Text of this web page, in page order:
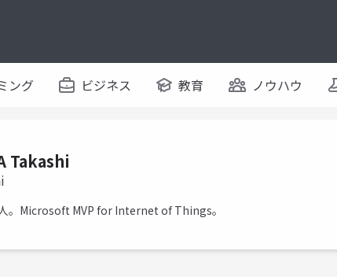
ング ビジネス 教育 ノウハウ
Takashi
。Microsoft MVP for Internet of Things。